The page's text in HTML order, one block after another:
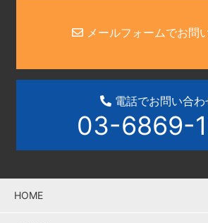
メールフォームでお問
電話でお問い合わ
03-6869-
HOME